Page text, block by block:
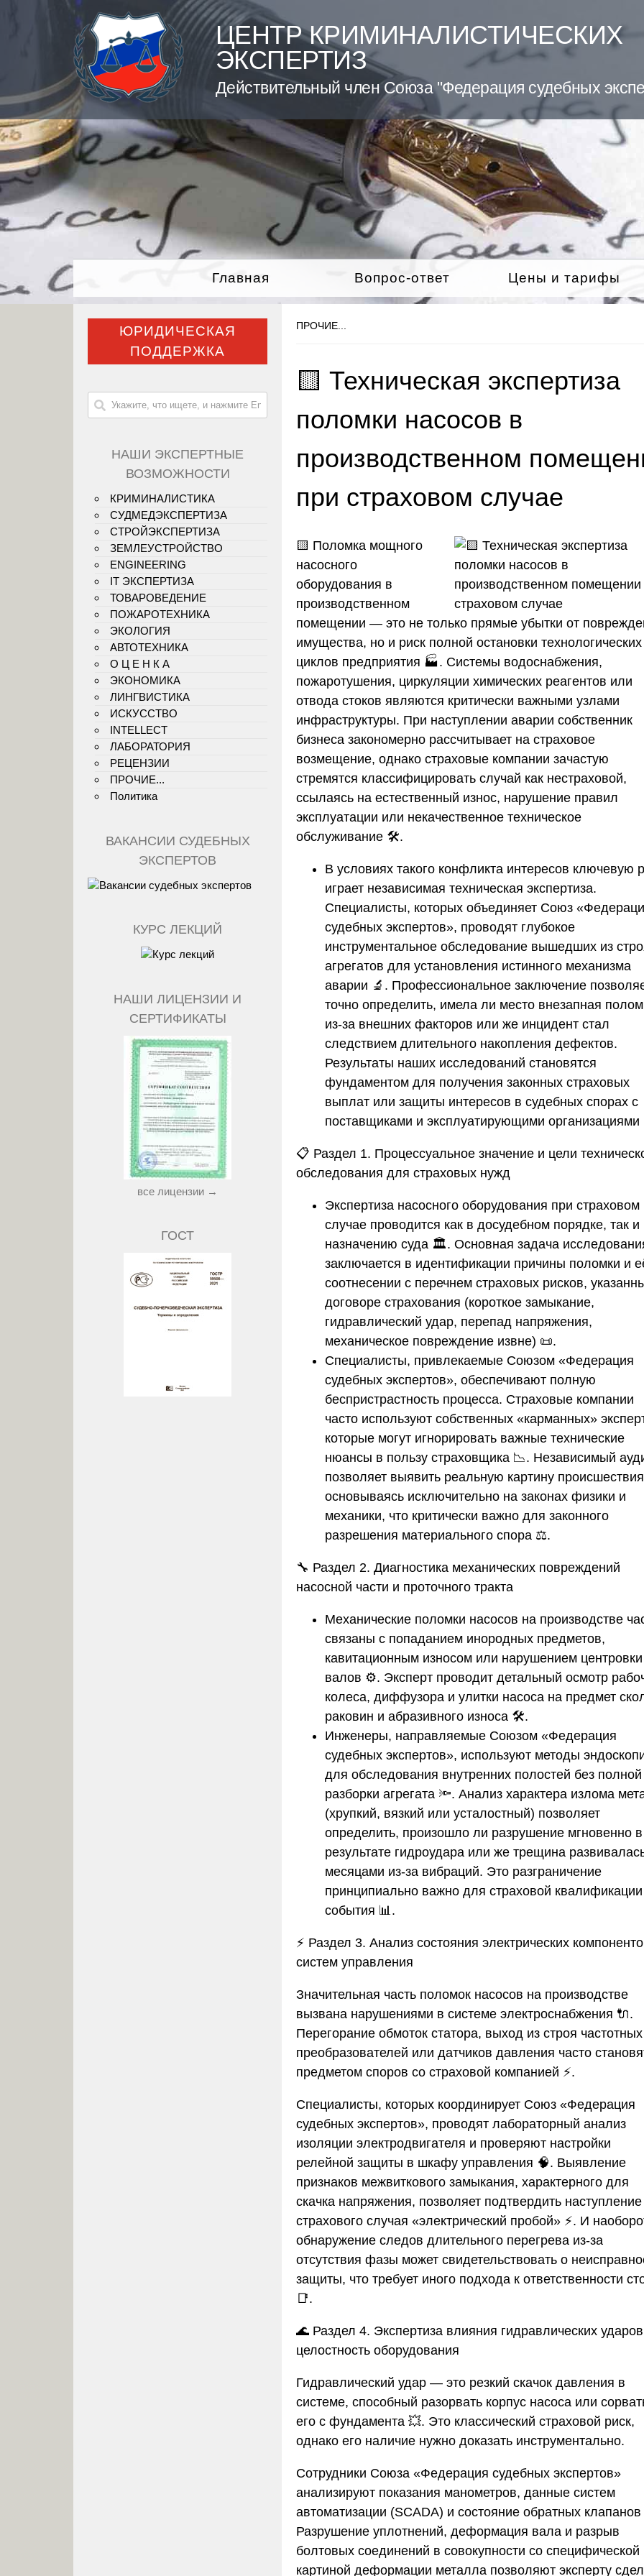
ЦЕНТР КРИМИНАЛИСТИЧЕСКИХ
ЭКСПЕРТИЗ
Действительный член Союза "Федерация судебных
Главная Вопрос-ответ Цены и тарифы
ПРОЧИЕ...
🟨 Техническая экспертиза
поломки насосов в
производственном
при страховом случае
🟨 Поломка мощного
насосного
оборудования в
производственном
помещении — это не только прямые убытки от
имущества, но и риск полной остановки технологических
циклов предприятия 🏭. Системы водоснабжения,
пожаротушения, циркуляции химических реагентов или
отвода стоков являются критически важными узлами
инфраструктуры. При наступлении аварии собственник
бизнеса закономерно рассчитывает на страховое
возмещение, однако страховые компании зачастую
стремятся классифицировать случай как нестраховой,
ссылаясь на естественный износ, нарушение правил
эксплуатации или некачественное техническое
обслуживание 🛠️.
В условиях такого конфликта интересов ключевую
играет независимая техническая экспертиза.
Специалисты, которых объединяет Союз
судебных экспертов», проводят глубокое
инструментальное обследование вышедших из
агрегатов для установления истинного механизма
аварии 🔬. Профессиональное заключение
точно определить, имела ли место внезапная
из-за внешних факторов или же инцидент стал
следствием длительного накопления дефектов.
Результаты наших исследований становятся
фундаментом для получения законных страховых
выплат или защиты интересов в судебных спорах с
поставщиками и эксплуатирующими
📋 Раздел 1. Процессуальное значение и цели
обследования для страховых нужд
Экспертиза насосного оборудования при страховом
случае проводится как в досудебном порядке, так и
назначению суда 🏛️. Основная задача
заключается в идентификации причины поломки и
соотнесении с перечнем страховых рисков,
договоре страхования (короткое замыкание,
гидравлический удар, перепад напряжения,
механическое повреждение извне) 📜.
Специалисты, привлекаемые Союзом «Федерация
судебных экспертов», обеспечивают полную
беспристрастность процесса. Страховые компании
часто используют собственных «карманных»
которые могут игнорировать важные технические
нюансы в пользу страховщика 📉. Независимый
позволяет выявить реальную картину
основываясь исключительно на законах физики и
механики, что критически важно для законного
разрешения материального спора ⚖️.
🔧 Раздел 2. Диагностика механических повреждений
насосной части и проточного тракта
Механические поломки насосов на производстве
связаны с попаданием инородных предметов,
кавитационным износом или нарушением центровки
валов ⚙️. Эксперт проводит детальный осмотр
колеса, диффузора и улитки насоса на предмет
раковин и абразивного износа 🛠️.
Инженеры, направляемые Союзом «Федерация
судебных экспертов», используют методы
для обследования внутренних полостей без полной
разборки агрегата 🔦. Анализ характера излома
(хрупкий, вязкий или усталостный) позволяет
определить, произошло ли разрушение мгновенно в
результате гидроудара или же трещина
месяцами из-за вибраций. Это разграничение
принципиально важно для страховой квалификации
события 📊.
⚡ Раздел 3. Анализ состояния электрических
систем управления
Значительная часть поломок насосов на производстве
вызвана нарушениями в системе электроснабжения 🔌.
Перегорание обмоток статора, выход из строя частотных
преобразователей или датчиков давления часто
предметом споров со страховой компанией ⚡.
Специалисты, которых координирует Союз «Федерация
судебных экспертов», проводят лабораторный анализ
изоляции электродвигателя и проверяют настройки
релейной защиты в шкафу управления 🧠. Выявление
признаков межвиткового замыкания, характерного для
скачка напряжения, позволяет подтвердить наступление
страхового случая «электрический пробой» ⚡. И
обнаружение следов длительного перегрева из-за
отсутствия фазы может свидетельствовать о
защиты, что требует иного подхода к ответственности
📑.
🌊 Раздел 4. Экспертиза влияния гидравлических
целостность оборудования
Гидравлический удар — это резкий скачок давления в
системе, способный разорвать корпус насоса или
его с фундамента 💥. Это классический страховой риск,
однако его наличие нужно доказать инструментально.
Сотрудники Союза «Федерация судебных экспертов»
анализируют показания манометров, данные систем
автоматизации (SCADA) и состояние обратных клапанов
Разрушение уплотнений, деформация вала и разрыв
болтовых соединений в совокупности со специфической
картиной деформации металла позволяют эксперту
ЮРИДИЧЕСКАЯ
ПОДДЕРЖКА
НАШИ ЭКСПЕРТНЫЕ
ВОЗМОЖНОСТИ
КРИМИНАЛИСТИКА
СУДМЕДЭКСПЕРТИЗА
СТРОЙЭКСПЕРТИЗА
ЗЕМЛЕУСТРОЙСТВО
ENGINEERING
IT ЭКСПЕРТИЗА
ТОВАРОВЕДЕНИЕ
ПОЖАРОТЕХНИКА
ЭКОЛОГИЯ
АВТОТЕХНИКА
О Ц Е Н К А
ЭКОНОМИКА
ЛИНГВИСТИКА
ИСКУССТВО
INTELLECT
ЛАБОРАТОРИЯ
РЕЦЕНЗИИ
ПРОЧИЕ...
Политика
ВАКАНСИИ СУДЕБНЫХ
ЭКСПЕРТОВ
КУРС ЛЕКЦИЙ
НАШИ ЛИЦЕНЗИИ И
СЕРТИФИКАТЫ
все лицензии →
ГОСТ